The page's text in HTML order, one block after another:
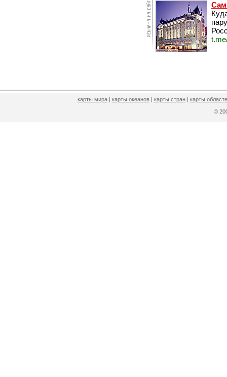
карты мира| карты океанов| карты стран| карты
©